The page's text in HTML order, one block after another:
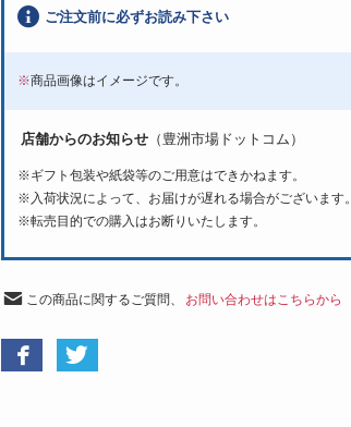
ご注文前に必ずお読み下さい
※商品画像はイメージです。
店舗からのお知らせ（豊洲市場ドットコム）
※ギフト包装や紙袋等のご用意はできかねます。
※入荷状況によって、お届けが遅れる場合がございます。
※転売目的での購入はお断りいたします。
この商品に関するご質問、 お問い合わせはこちらから